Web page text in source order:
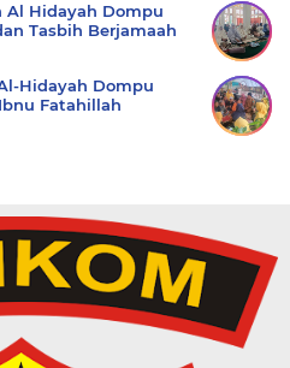
Al Hidayah Dompu
Tasbih Berjamaah
Hidayah Dompu
Fatahillah